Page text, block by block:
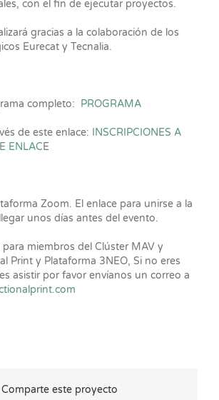
con el fin de ejecutar proyectos.
gracias a la colaboración de los
Eurecat y Tecnalia.
completo: PROGRAMA
de este enlace: INSCRIPCIONES A
ENLACE
Zoom. El enlace para unirse a la
unos días antes del evento.
miembros del Clúster MAV y
Print y Plataforma 3NEO, Si no eres
asistir por favor envíanos un correo a
Comparte este proyecto